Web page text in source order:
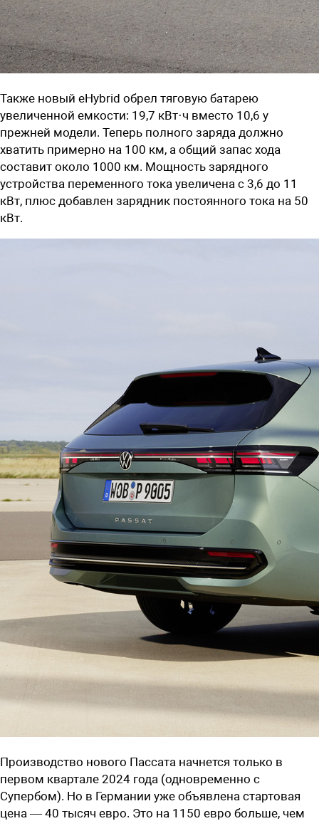
Также новый eHybrid обрел тяговую батарею
увеличенной емкости: 19,7 кВт·ч вместо 10,6 у
прежней модели. Теперь полного заряда должно
хватить примерно на 100 км, а общий запас хода
составит около 1000 км. Мощность зарядного
устройства переменного тока увеличена с 3,6 до 11
кВт, плюс добавлен зарядник постоянного тока на 50
кВт.
Производство нового Пассата начнется только в
первом квартале 2024 года (одновременно с
Супербом). Но в Германии уже объявлена стартовая
цена — 40 тысяч евро. Это на 1150 евро больше, чем